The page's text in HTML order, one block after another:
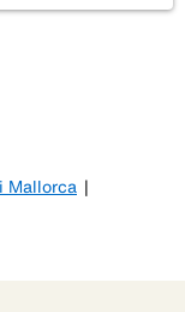
Mallorca